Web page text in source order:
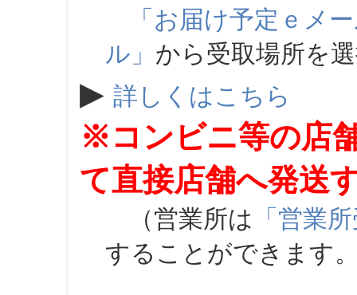
「お届け予定ｅメ
ル」 から受取場所を
▶ 詳しくはこちら
※コンビニ等の店
て直接店舗へ発送
（営業所は 「営業
することができます